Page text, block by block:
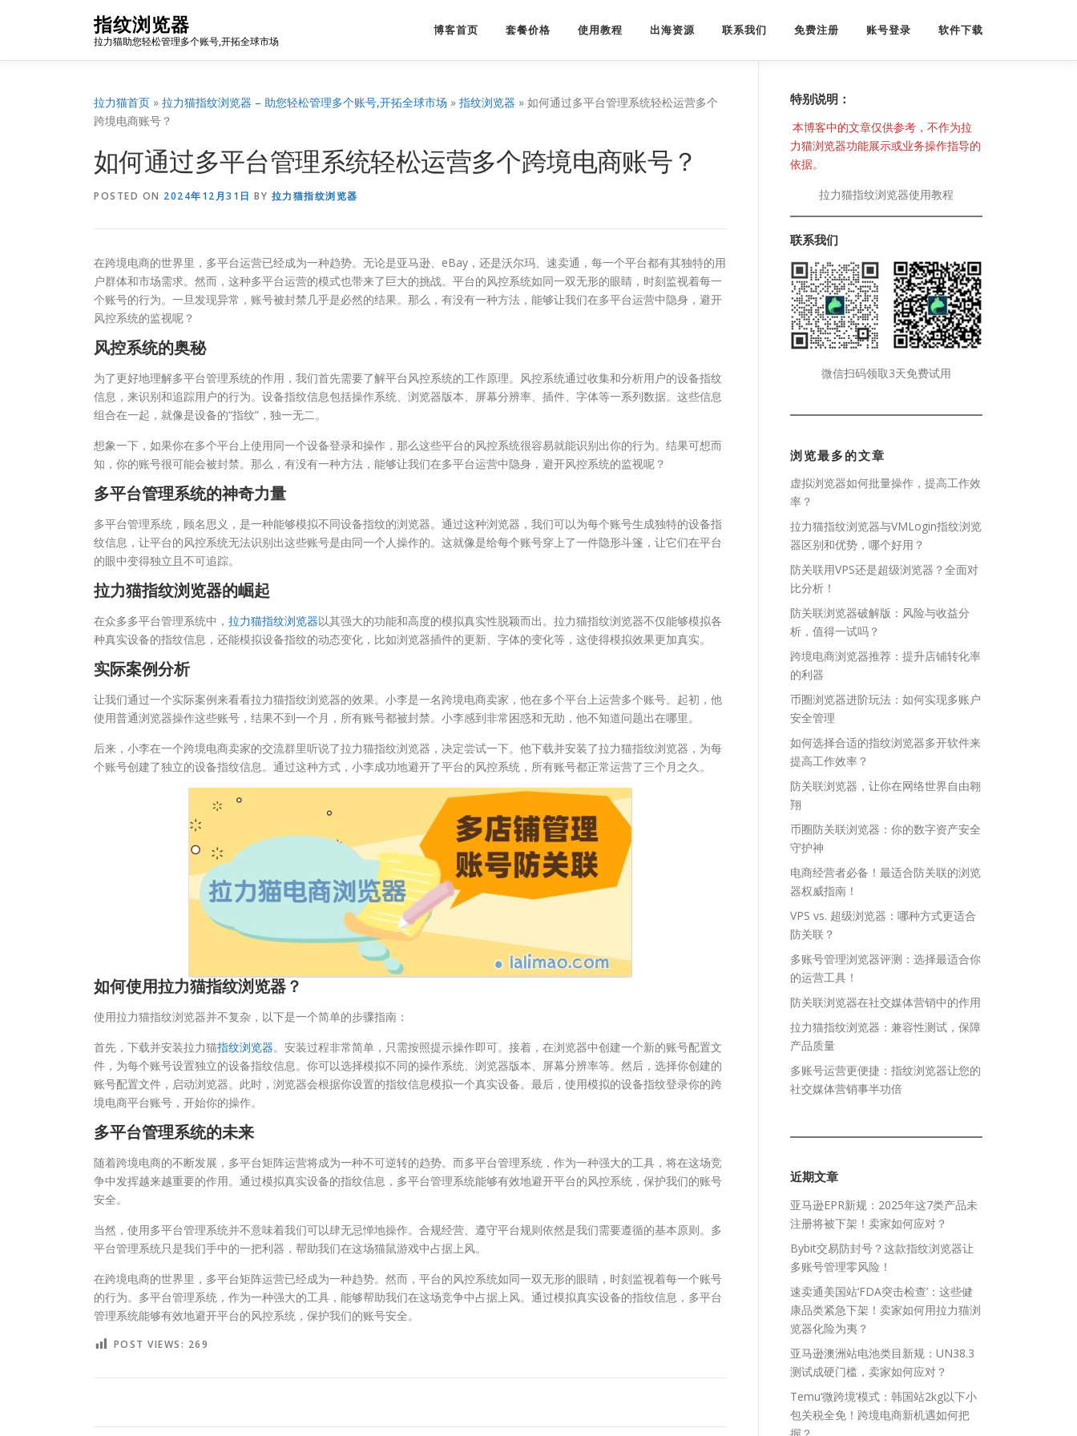
指纹浏览器
拉力猫助您轻松管理多个账号,开拓全球市场
博客首页 套餐价格 使用教程 出海资源 联系我们 免费注册 账号登录 软件下载
拉力猫首页 » 拉力猫指纹浏览器 – 助您轻松管理多个账号,开拓全球市场 » 指纹浏览器 » 如何通过多平台管理系统轻松运营多个
跨境电商账号？
如何通过多平台管理系统轻松运营多个跨境电商账号？
POSTED ON 2024年12月31日 BY 拉力猫指纹浏览器
在跨境电商的世界里，多平台运营已经成为一种趋势。无论是亚马逊、eBay，还是沃尔玛、速卖通，每一个平台都有其独特的用
户群体和市场需求。然而，这种多平台运营的模式也带来了巨大的挑战。平台的风控系统如同一双无形的眼睛，时刻监视着每一
个账号的行为。一旦发现异常，账号被封禁几乎是必然的结果。那么，有没有一种方法，能够让我们在多平台运营中隐身，避开
风控系统的监视呢？
风控系统的奥秘
为了更好地理解多平台管理系统的作用，我们首先需要了解平台风控系统的工作原理。风控系统通过收集和分析用户的设备指纹
信息，来识别和追踪用户的行为。设备指纹信息包括操作系统、浏览器版本、屏幕分辨率、插件、字体等一系列数据。这些信息
组合在一起，就像是设备的“指纹”，独一无二。
想象一下，如果你在多个平台上使用同一个设备登录和操作，那么这些平台的风控系统很容易就能识别出你的行为。结果可想而
知，你的账号很可能会被封禁。那么，有没有一种方法，能够让我们在多平台运营中隐身，避开风控系统的监视呢？
多平台管理系统的神奇力量
多平台管理系统，顾名思义，是一种能够模拟不同设备指纹的浏览器。通过这种浏览器，我们可以为每个账号生成独特的设备指
纹信息，让平台的风控系统无法识别出这些账号是由同一个人操作的。这就像是给每个账号穿上了一件隐形斗篷，让它们在平台
的眼中变得独立且不可追踪。
拉力猫指纹浏览器的崛起
在众多多平台管理系统中， 拉力猫指纹浏览器以其强大的功能和高度的模拟真实性脱颖而出。拉力猫指纹浏览器不仅能够模拟各
种真实设备的指纹信息，还能模拟设备指纹的动态变化，比如浏览器插件的更新、字体的变化等，这使得模拟效果更加真实。
实际案例分析
让我们通过一个实际案例来看看拉力猫指纹浏览器的效果。小李是一名跨境电商卖家，他在多个平台上运营多个账号。起初，他
使用普通浏览器操作这些账号，结果不到一个月，所有账号都被封禁。小李感到非常困惑和无助，他不知道问题出在哪里。
后来，小李在一个跨境电商卖家的交流群里听说了拉力猫指纹浏览器，决定尝试一下。他下载并安装了拉力猫指纹浏览器，为每
个账号创建了独立的设备指纹信息。通过这种方式，小李成功地避开了平台的风控系统，所有账号都正常运营了三个月之久。
如何使用拉力猫指纹浏览器？
使用拉力猫指纹浏览器并不复杂，以下是一个简单的步骤指南：
首先，下载并安装拉力猫指纹浏览器。安装过程非常简单，只需按照提示操作即可。接着，在浏览器中创建一个新的账号配置文
件，为每个账号设置独立的设备指纹信息。你可以选择模拟不同的操作系统、浏览器版本、屏幕分辨率等。然后，选择你创建的
账号配置文件，启动浏览器。此时，浏览器会根据你设置的指纹信息模拟一个真实设备。最后，使用模拟的设备指纹登录你的跨
境电商平台账号，开始你的操作。
多平台管理系统的未来
随着跨境电商的不断发展，多平台矩阵运营将成为一种不可逆转的趋势。而多平台管理系统，作为一种强大的工具，将在这场竞
争中发挥越来越重要的作用。通过模拟真实设备的指纹信息，多平台管理系统能够有效地避开平台的风控系统，保护我们的账号
安全。
当然，使用多平台管理系统并不意味着我们可以肆无忌惮地操作。合规经营、遵守平台规则依然是我们需要遵循的基本原则。多
平台管理系统只是我们手中的一把利器，帮助我们在这场猫鼠游戏中占据上风。
在跨境电商的世界里，多平台矩阵运营已经成为一种趋势。然而，平台的风控系统如同一双无形的眼睛，时刻监视着每一个账号
的行为。多平台管理系统，作为一种强大的工具，能够帮助我们在这场竞争中占据上风。通过模拟真实设备的指纹信息，多平台
管理系统能够有效地避开平台的风控系统，保护我们的账号安全。
POST VIEWS: 269
特别说明：
本博客中的文章仅供参考，不作为拉
力猫浏览器功能展示或业务操作指导的
依据。
拉力猫指纹浏览器使用教程
联系我们
微信扫码领取3天免费试用
浏览最多的文章
虚拟浏览器如何批量操作，提高工作效
率？
拉力猫指纹浏览器与VMLogin指纹浏览
器区别和优势，哪个好用？
防关联用VPS还是超级浏览器？全面对
比分析！
防关联浏览器破解版：风险与收益分
析，值得一试吗？
跨境电商浏览器推荐：提升店铺转化率
的利器
币圈浏览器进阶玩法：如何实现多账户
安全管理
如何选择合适的指纹浏览器多开软件来
提高工作效率？
防关联浏览器，让你在网络世界自由翱
翔
币圈防关联浏览器：你的数字资产安全
守护神
电商经营者必备！最适合防关联的浏览
器权威指南！
VPS vs. 超级浏览器：哪种方式更适合
防关联？
多账号管理浏览器评测：选择最适合你
的运营工具！
防关联浏览器在社交媒体营销中的作用
拉力猫指纹浏览器：兼容性测试，保障
产品质量
多账号运营更便捷：指纹浏览器让您的
社交媒体营销事半功倍
近期文章
亚马逊EPR新规：2025年这7类产品未
注册将被下架！卖家如何应对？
Bybit交易防封号？这款指纹浏览器让
多账号管理零风险！
速卖通美国站‘FDA突击检查’：这些健
康品类紧急下架！卖家如何用拉力猫浏
览器化险为夷？
亚马逊澳洲站电池类目新规：UN38.3
测试成硬门槛，卖家如何应对？
Temu‘微跨境’模式：韩国站2kg以下小
包关税全免！跨境电商新机遇如何把